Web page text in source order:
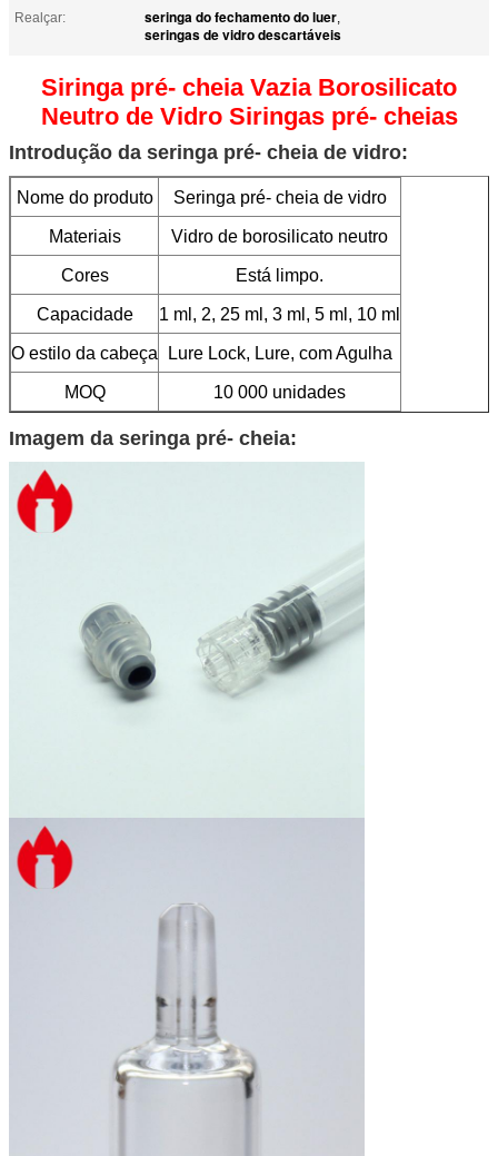
Realçar: seringa do fechamento do luer,
seringas de vidro descartáveis
Siringa pré- cheia Vazia Borosilicato
Neutro de Vidro Siringas pré- cheias
Introdução da seringa pré- cheia de vidro:
Nome do produto Seringa pré- cheia de vidro
Materiais Vidro de borosilicato neutro
Cores Está limpo.
Capacidade 1 ml, 2, 25 ml, 3 ml, 5 ml, 10 ml
O estilo da cabeça Lure Lock, Lure, com Agulha
MOQ 10 000 unidades
Imagem da seringa pré- cheia: